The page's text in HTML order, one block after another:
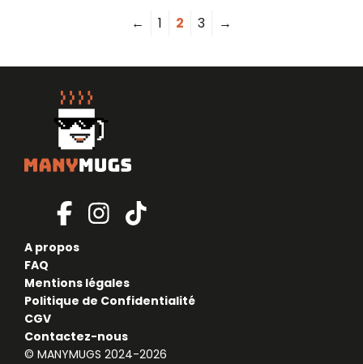
← 1 2 3 →
A propos
FAQ
Mentions légales
Politique de Confidentialité
CGV
Contactez-nous
© MANYMUGS 2024-2026